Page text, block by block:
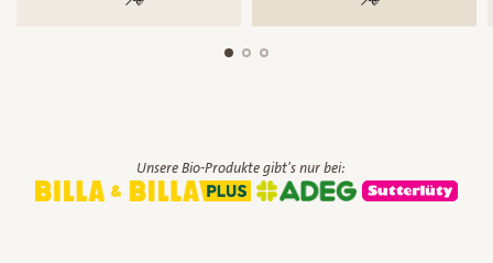
Unsere Bio-Produkte gibt's nur bei: